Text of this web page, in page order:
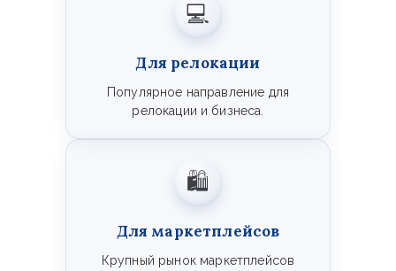
💻
Для релокации
Популярное направление для
релокации и бизнеса.
🛍️
Для маркетплейсов
Крупный рынок маркетплейсов